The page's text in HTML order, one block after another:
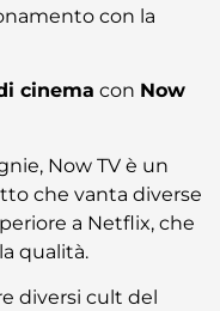
con la
cinema con Now
Now TV è un
che vanta diverse
a Netflix, che
qualità.
diversi cult del